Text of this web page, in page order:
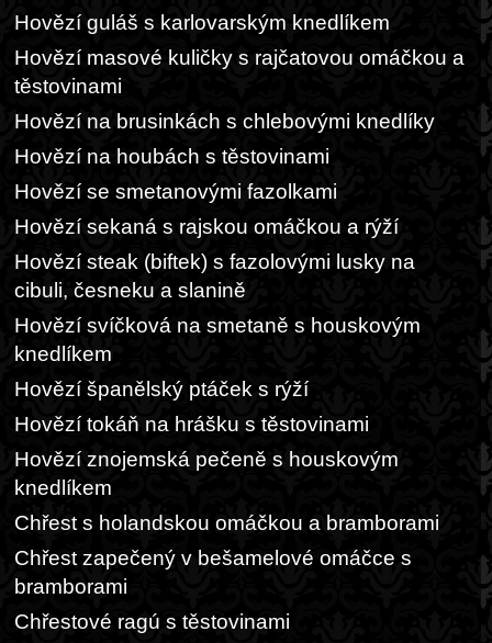
Hovězí guláš s karlovarským knedlíkem
Hovězí masové kuličky s rajčatovou omáčkou a
těstovinami
Hovězí na brusinkách s chlebovými knedlíky
Hovězí na houbách s těstovinami
Hovězí se smetanovými fazolkami
Hovězí sekaná s rajskou omáčkou a rýží
Hovězí steak (biftek) s fazolovými lusky na
cibuli, česneku a slanině
Hovězí svíčková na smetaně s houskovým
knedlíkem
Hovězí španělský ptáček s rýží
Hovězí tokáň na hrášku s těstovinami
Hovězí znojemská pečeně s houskovým
knedlíkem
Chřest s holandskou omáčkou a bramborami
Chřest zapečený v bešamelové omáčce s
bramborami
Chřestové ragú s těstovinami